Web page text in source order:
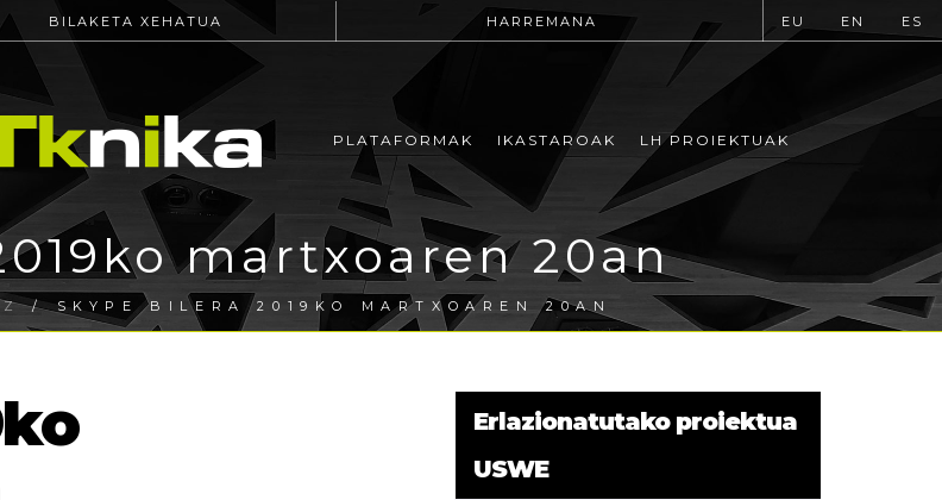
BILAKETA XEHATUA HARREMANA EU EN ES
PLATAFORMAK IKASTAROAK LH PROIEKTUAK
martxoaren 20an
/ SKYPE BILERA 2019KO MARTXOAREN 20AN
Erlazionatutako proiektua
USWE